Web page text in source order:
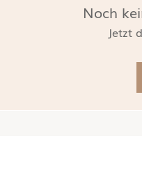
Noch
Jetzt